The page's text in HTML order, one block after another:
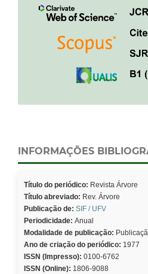
INFORMAÇÕES
Título do periódico: Revista Árvore
Título abreviado: Rev. Árvore
Publicação de: SIF / UFV
Periodicidade: Anual
Modalidade de publicação:
Ano de criação do periódico: 1977
ISSN (Impresso): 0100-6762
ISSN (Online): 1806-9088